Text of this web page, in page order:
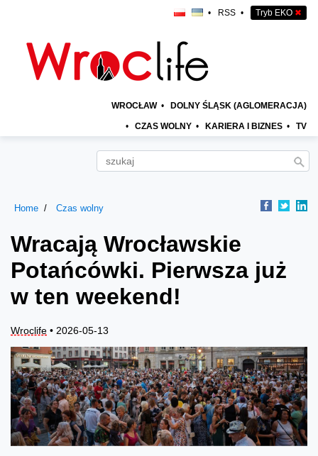
• RSS • Tryb EKO ✖
WROCŁAW • DOLNY ŚLĄSK (AGLOMERACJA)
• CZAS WOLNY • KARIERA I BIZNES • TV
Home Czas wolny
Wracają Wrocławskie
Potańcówki. Pierwsza już
w ten weekend!
Wroclife • 2026-05-13